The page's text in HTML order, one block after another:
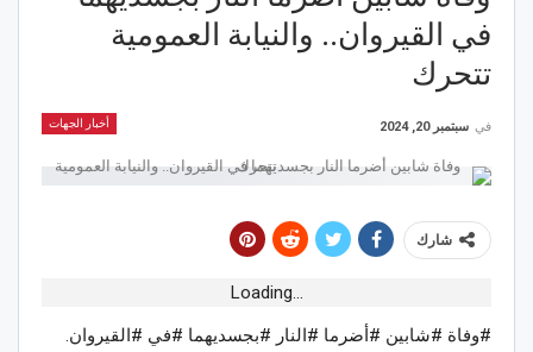
في القيروان.. والنيابة العمومية
تتحرك
أخبار الجهات في سبتمبر 20, 2024
شارك
Loading...
#وفاة #شابين #أضرما #النار #بجسديهما #في #القيروان.